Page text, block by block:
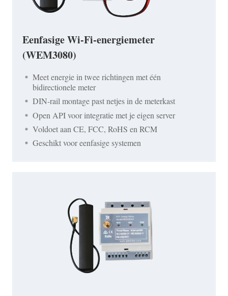
Eenfasige Wi-Fi-energiemeter
(WEM3080)
Meet energie in twee richtingen met één
bidirectionele meter
DIN-rail montage past netjes in de meterkast
Open API voor integratie met je eigen server
Voldoet aan CE, FCC, RoHS en RCM
Geschikt voor eenfasige systemen